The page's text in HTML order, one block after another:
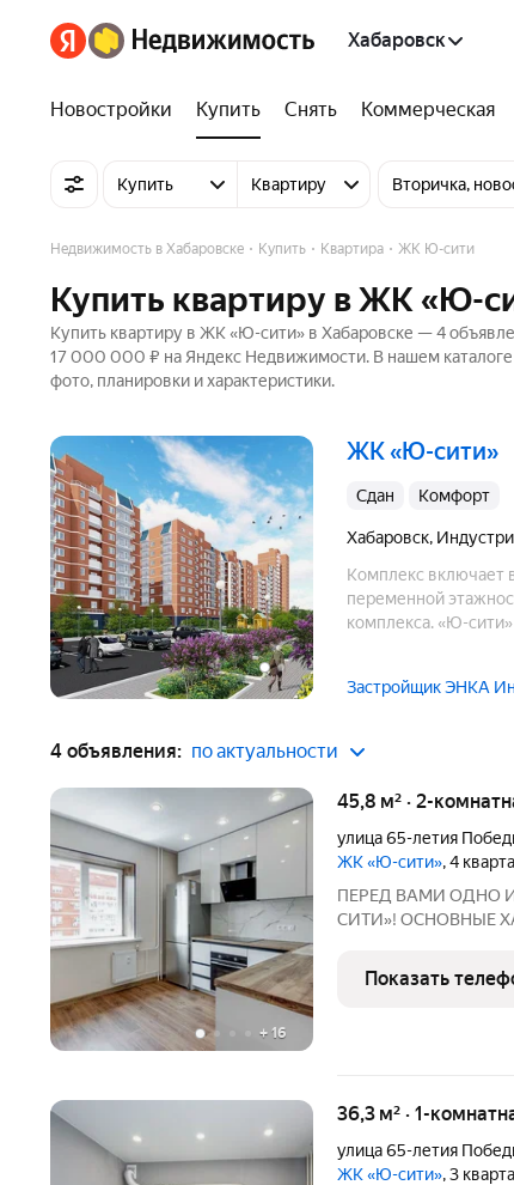
Хабаровск
Новостройки Купить Снять Коммерческая
Купить Квартиру Вторичка,
Недвижимость в Хабаровске Купить Квартира ЖК Ю-сити
Купить квартиру в ЖК «Ю-
Купить квартиру в ЖК «Ю-сити» в Хабаровске — 4
17 000 000 ₽ на Яндекс Недвижимости. В нашем
фото, планировки и характеристики.
ЖК «Ю-сити»
Сдан комфорт
Хабаровск,
Комплекс включает
переменной
комплекса. «Ю-сити»
Застройщик ЭНКА
4 объявления: по актуальности
+ 16
45,8 м² · 2-
улица 65-летия
ЖК «Ю-сити», 4
ПЕРЕД ВАМИ ОДНО
СИТИ»! ОСНОВНЫЕ
45,8 кв.м.! Жилая
Раздельные комнаты!
Показать
36,3 м² · 1-
улица 65-летия
ЖК «Ю-сити», 3